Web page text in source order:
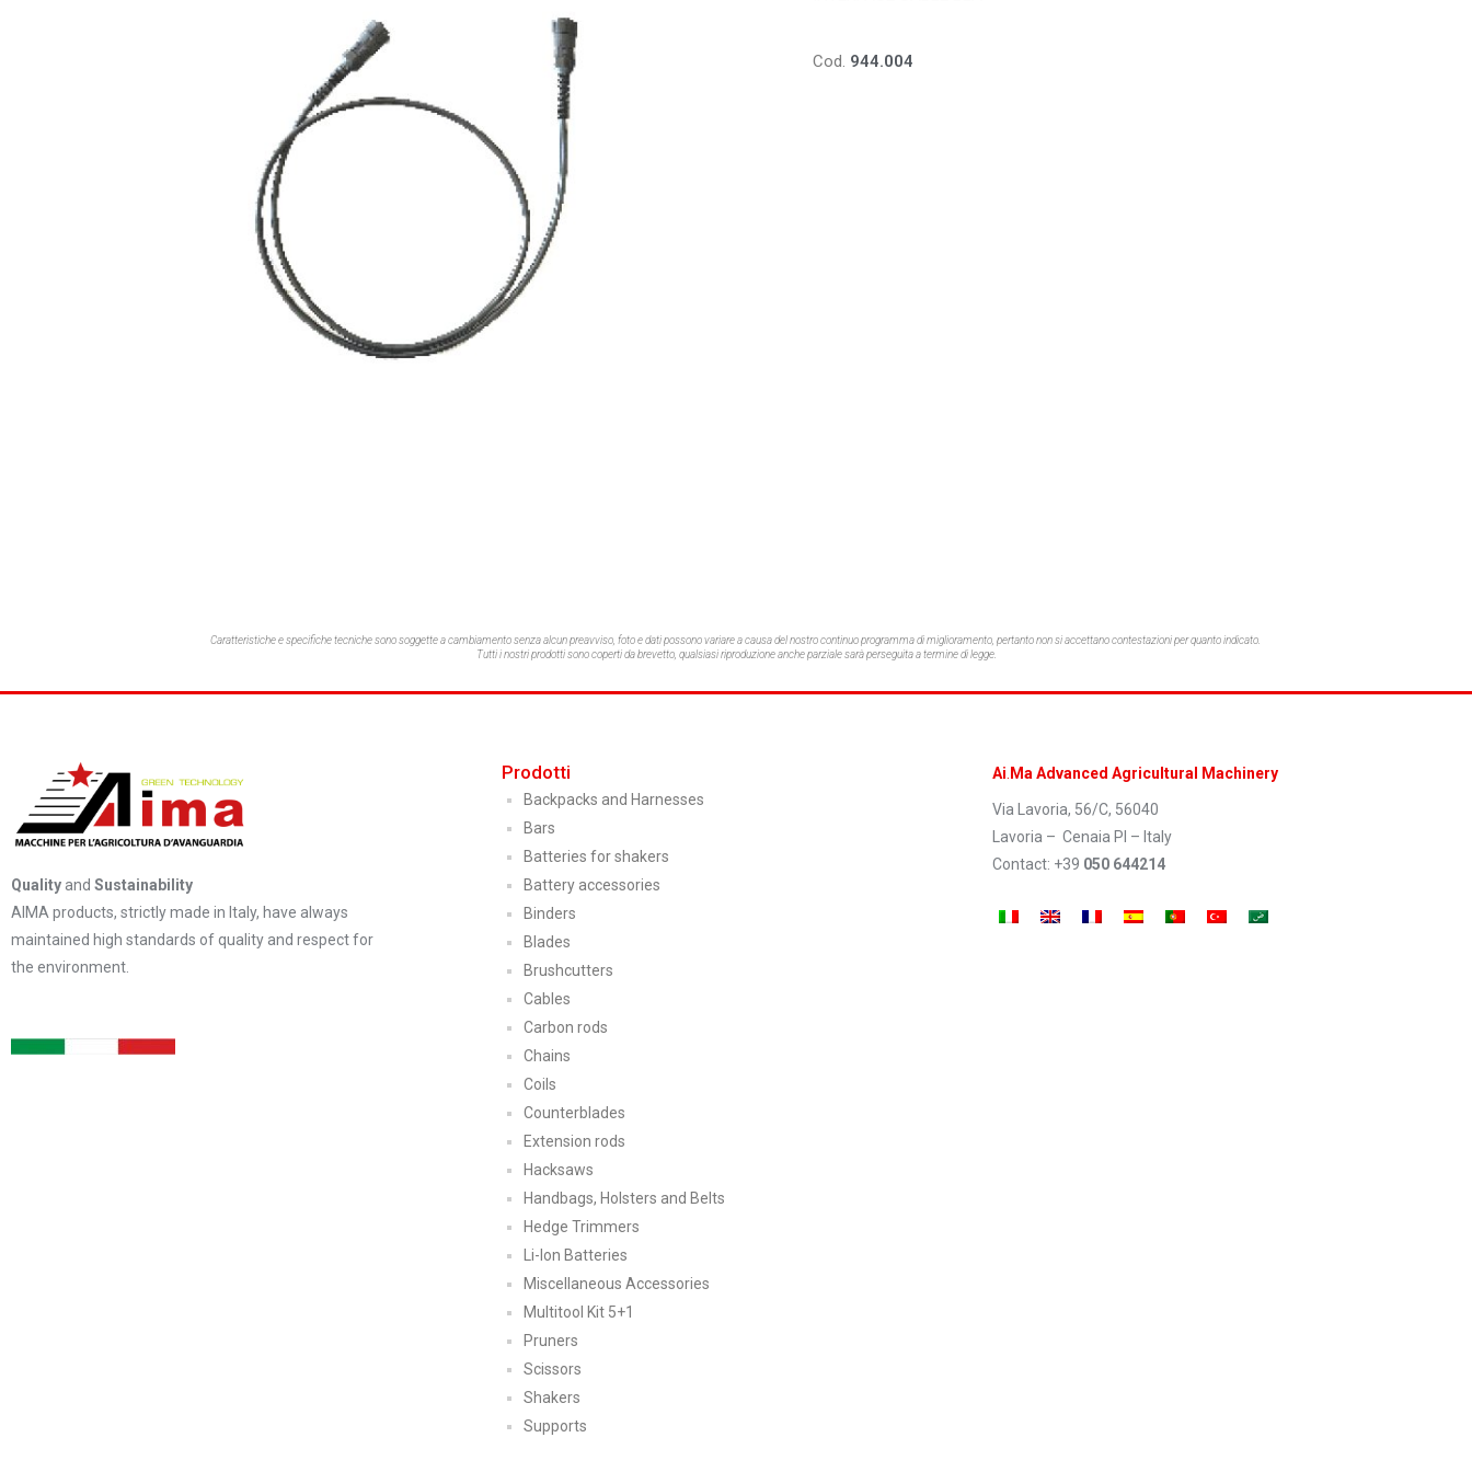
Cod. 944.004
Caratteristiche e specifiche tecniche sono soggette a cambiamento senza alcun preavviso, foto e dati possono variare a causa del nostro continuo programma di miglioramento, pertanto non si accettano contestazioni per quanto indicato.
Tutti i nostri prodotti sono coperti da brevetto, qualsiasi riproduzione anche parziale sarà perseguita a termine di legge.
Quality and Sustainability
AIMA products, strictly made in Italy, have always
maintained high standards of quality and respect for
the environment.
Prodotti
Backpacks and Harnesses
Bars
Batteries for shakers
Battery accessories
Binders
Blades
Brushcutters
Cables
Carbon rods
Chains
Coils
Counterblades
Extension rods
Hacksaws
Handbags, Holsters and Belts
Hedge Trimmers
Li-Ion Batteries
Miscellaneous Accessories
Multitool Kit 5+1
Pruners
Scissors
Shakers
Supports
Ai. Ma Advanced Agricultural Machinery
Via Lavoria, 56/C, 56040
Lavoria – Cenaia PI – Italy
Contact: +39 050 644214